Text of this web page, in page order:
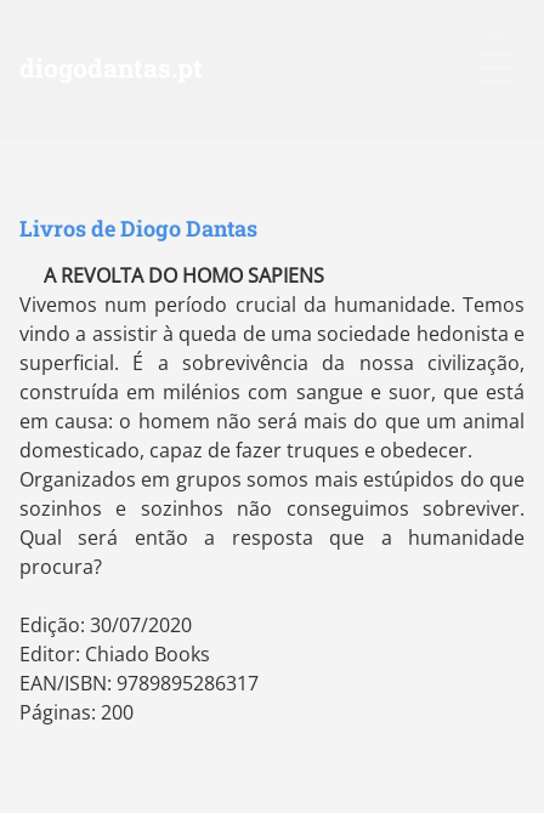
Livros de Diogo Dantas
A REVOLTA DO HOMO SAPIENS
Vivemos num período crucial da humanidade. Temos
vindo a assistir à queda de uma sociedade hedonista e
superficial. É a sobrevivência da nossa civilização,
construída em milénios com sangue e suor, que está
em causa: o homem não será mais do que um animal
domesticado, capaz de fazer truques e obedecer.
Organizados em grupos somos mais estúpidos do que
sozinhos e sozinhos não conseguimos sobreviver.
Qual será então a resposta que a humanidade
procura?
Edição: 30/07/2020
Editor: Chiado Books
EAN/ISBN: 9789895286317
Páginas: 200